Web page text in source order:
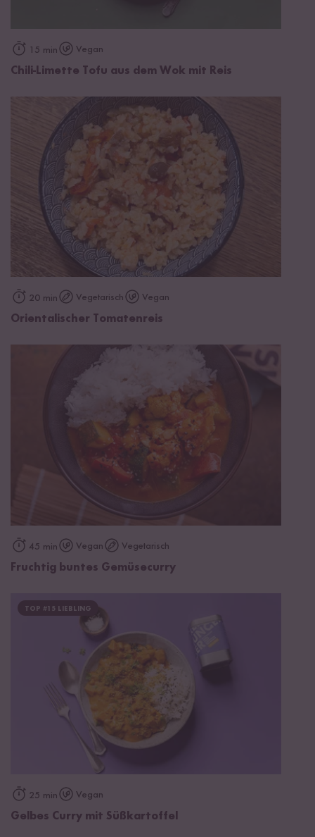
15 min Vegan
Chili-Limette Tofu aus dem Wok mit Reis
20 min Vegetarisch Vegan
Orientalischer Tomatenreis
45 min Vegan Vegetarisch
Fruchtig buntes Gemüsecurry
TOP #15 LIEBLING
25 min Vegan
Gelbes Curry mit Süßkartoffel